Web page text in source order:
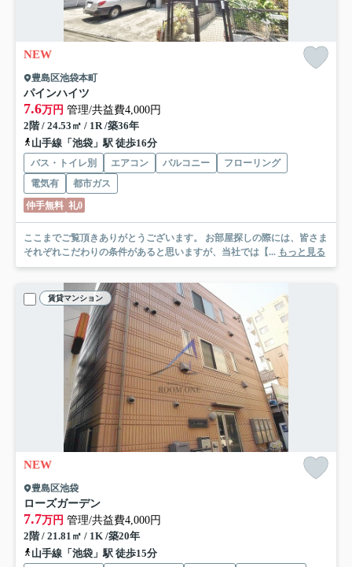
NEW
豊島区池袋本町
パインハイツ
7.6万円 管理/共益費4,000円
2階 / 24.53㎡ / 1R /築36年
山手線「池袋」駅 徒歩16分
バス・トイレ別 エアコン バルコニー
フローリング
電気有
都市ガス
仲手無料 礼0
ここまでご覧頂きありがとうございます。 お部屋探しの際には、皆さま
それぞれこだわりの条件があると思いますが、当社では【... もっと見る
賃貸マンション
NEW
豊島区池袋
ローズガーデン
7.7万円 管理/共益費4,000円
2階 / 21.81㎡ / 1K /築20年
山手線「池袋」駅 徒歩15分